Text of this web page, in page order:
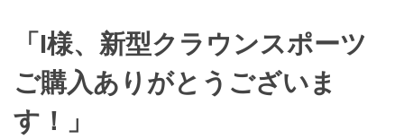
「I様、新型クラウンスポーツ
ご購入ありがとうございま
す！」